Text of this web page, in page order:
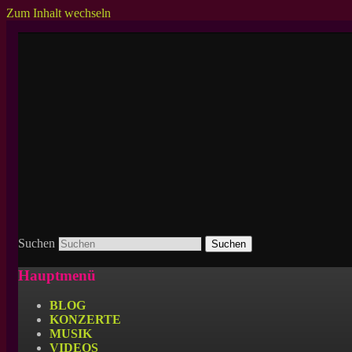
Zum Inhalt wechseln
Suchen
Hauptmenü
BLOG
KONZERTE
MUSIK
VIDEOS